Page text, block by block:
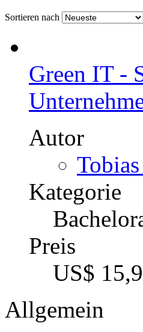
Sortieren nach
Green IT -
Autor
Kategorie
Preis
US$
Allgemein